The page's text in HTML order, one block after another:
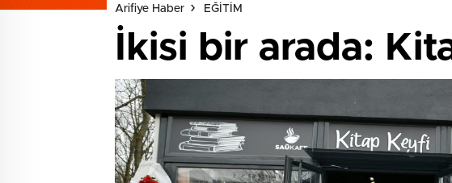
Arifiye Haber EĞİTİM
İkisi bir arada: